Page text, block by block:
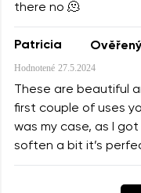
there no 🫠
Patricia
Hodnotené 27.5.2024
These are beautiful
first couple of uses
was my case, as I
soften a bit it’s